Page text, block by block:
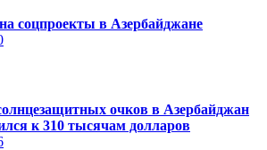
соцпроекты в Азербайджане
очков в Азербайджан
к 310 тысячам долларов